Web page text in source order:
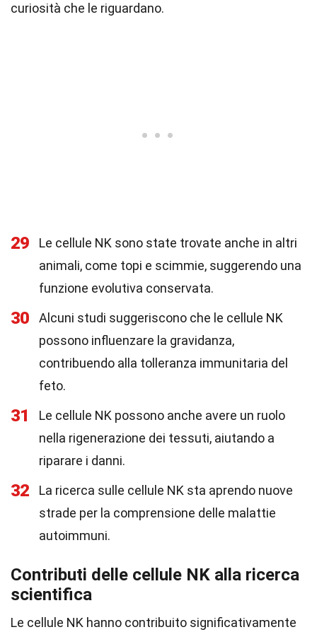
curiosità che le riguardano.
29
Le cellule NK sono state trovate anche in altri
animali, come topi e scimmie, suggerendo una
funzione evolutiva conservata.
30
Alcuni studi suggeriscono che le cellule NK
possono influenzare la gravidanza,
contribuendo alla tolleranza immunitaria del
feto.
31
Le cellule NK possono anche avere un ruolo
nella rigenerazione dei tessuti, aiutando a
riparare i danni.
32
La ricerca sulle cellule NK sta aprendo nuove
strade per la comprensione delle malattie
autoimmuni.
Contributi delle cellule NK alla ricerca
scientifica
Le cellule NK hanno contribuito significativamente